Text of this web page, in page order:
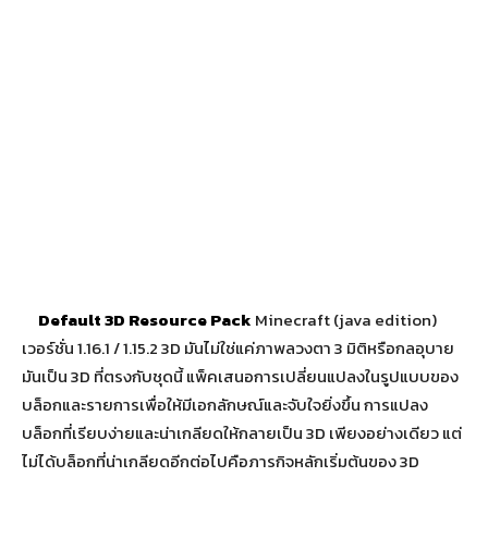
Default 3D Resource Pack Minecraft (java edition)
เวอร์ชั่น 1.16.1 / 1.15.2 3D มันไม่ใช่แค่ภาพลวงตา 3 มิติหรือกลอุบาย
มันเป็น 3D ที่ตรงกับชุดนี้ แพ็คเสนอการเปลี่ยนแปลงในรูปแบบของ
บล็อกและรายการเพื่อให้มีเอกลักษณ์และจับใจยิ่งขึ้น การแปลง
บล็อกที่เรียบง่ายและน่าเกลียดให้กลายเป็น 3D เพียงอย่างเดียว แต่
ไม่ได้บล็อกที่น่าเกลียดอีกต่อไปคือภารกิจหลักเริ่มต้นของ 3D